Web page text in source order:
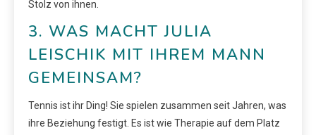
Stolz von ihnen.
3. WAS MACHT JULIA
LEISCHIK MIT IHREM MANN
GEMEINSAM?
Tennis ist ihr Ding! Sie spielen zusammen seit Jahren, was
ihre Beziehung festigt. Es ist wie Therapie auf dem Platz